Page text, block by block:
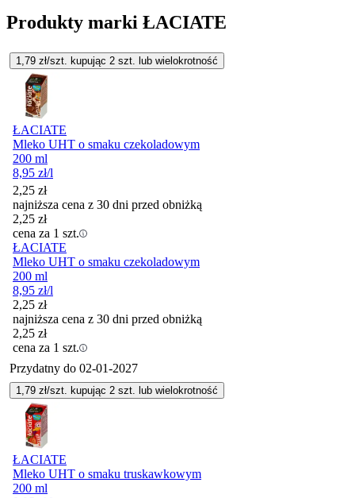
Produkty marki ŁACIATE
1,79 zł/szt. kupując 2 szt. lub wielokrotność
ŁACIATE
Mleko UHT o smaku czekoladowym
200 ml
8,95 zł/l
2,25 zł
najniższa cena z 30 dni przed obniżką
2,25 zł
cena za 1 szt.
ŁACIATE
Mleko UHT o smaku czekoladowym
200 ml
8,95 zł/l
2,25 zł
najniższa cena z 30 dni przed obniżką
2,25 zł
cena za 1 szt.
Przydatny do 02-01-2027
1,79 zł/szt. kupując 2 szt. lub wielokrotność
ŁACIATE
Mleko UHT o smaku truskawkowym
200 ml